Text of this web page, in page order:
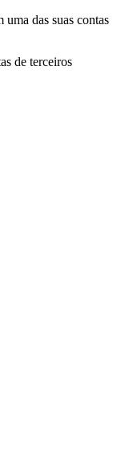
das suas contas
de terceiros